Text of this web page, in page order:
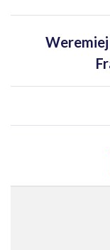
Weremiej